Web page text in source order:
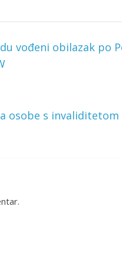
vođeni obilazak po
osobe s